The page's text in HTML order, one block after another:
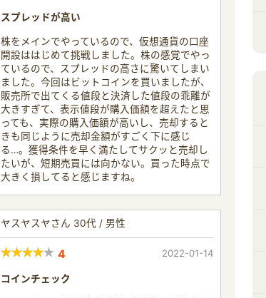
スプレッドが高い
株をメインでやっているので、仮想通貨の口座
開設ははじめて挑戦しました。株の感覚でやっ
ているので、スプレッドの高さに驚いてしまい
ました。今回はビットコインを買いましたが、
販売所で出てくる値段と決済した値段の乖離が
大きすぎて、表示値段が購入価額を超えたと思
っても、実際の購入価額が高いし、売却すると
きも同じように売却金額がすごく下に感じ
る…。獲得条件を早く満たしてサクッと売却し
たいが、短期売買には向かない。買った時点で
大きく損してると感じますね。
ヤスヤスヤさん 30代 / 男性
4 2022-01-14
コインチェック